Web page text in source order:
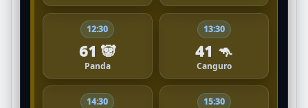
12:30
61 🐼
Panda
13:30
41 🦘
Canguro
14:30 15:30